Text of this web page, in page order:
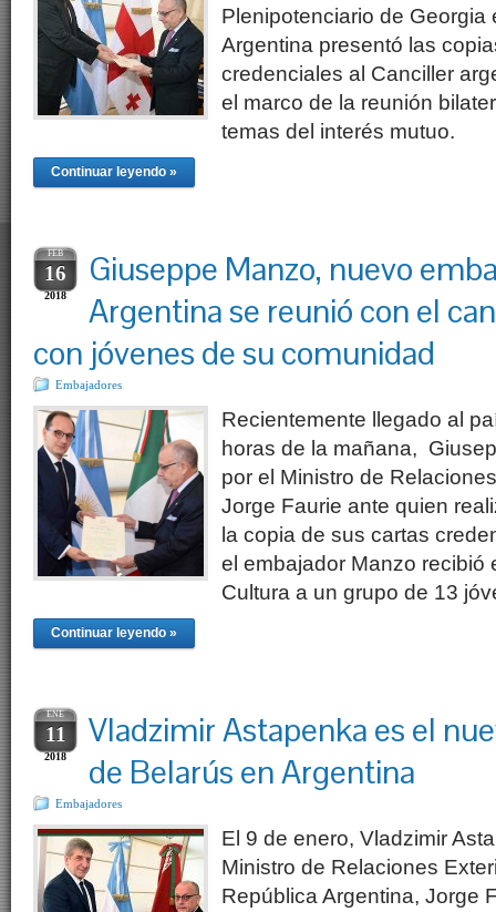
Plenipotenciario de Georgia
Argentina presentó las
credenciales al Canciller
el marco de la reunión
temas del interés mutuo.
Continuar leyendo »
FEB
16
2018
Giuseppe Manzo, nuevo
Argentina se reunió con el
con jóvenes de su comunidad
Embajadores
Recientemente llegado al
horas de la mañana,
por el Ministro de
Jorge Faurie ante quien
la copia de sus cartas
el embajador Manzo recibió
Cultura a un grupo de 13
Continuar leyendo »
ENE
11
2018
Vladzimir Astapenka es el
de Belarús en Argentina
Embajadores
El 9 de enero, Vladzimir
Ministro de Relaciones
República Argentina, Jorge